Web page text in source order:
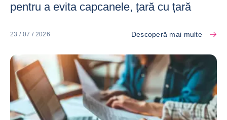
pentru a evita capcanele, țară cu țară
23 / 07 / 2026 Descoperă mai multe